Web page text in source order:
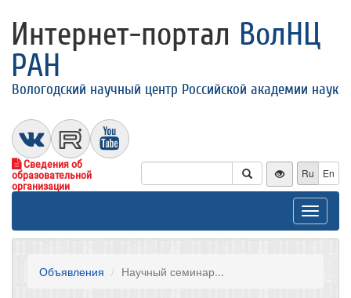
Интернет-портал ВолНЦ
РАН
Вологодский научный центр Российской академии наук
Сведения об
образовательной
организации
Ru En
Toggle
Объявления ​Научный семинар...